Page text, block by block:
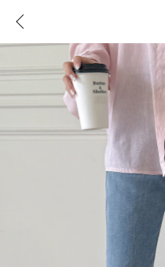
로그인
콘텐츠 리뷰 & 혜택
CATEGORY